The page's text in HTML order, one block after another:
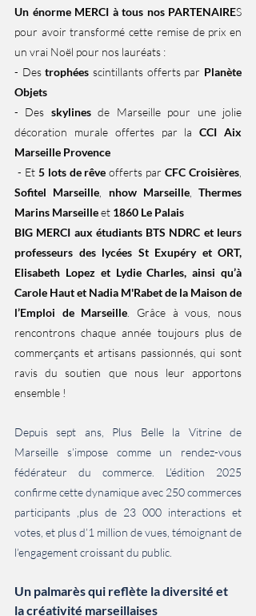
Un énorme MERCI à tous nos PARTENAIRES
pour avoir transformé cette remise de prix en
un vrai Noël pour nos lauréats :
- Des trophées scintillants offerts par Planète
Objets
- Des skylines de Marseille pour une jolie
décoration murale offertes par la CCI Aix
Marseille Provence
- Et 5 lots de rêve offerts par CFC Croisières
Sofitel Marseille
nhow Marseille, Thermes
Marins Marseille et 1860 Le Palais
BIG MERCI aux étudiants BTS NDRC et leurs
professeurs des lycées St Exupéry et ORT,
Elisabeth Lopez et Lydie Charles, ainsi qu’à
Carole Haut et Nadia M'Rabet de la Maison de
l’Emploi de Marseille . Grâce à vous, nous
rencontrons chaque année toujours plus de
commerçants et artisans passionnés, qui sont
ravis du soutien que nous leur apportons
ensemble !
Depuis sept ans, Plus Belle la Vitrine de
Marseille s’impose comme un rendez-vous
fédérateur du commerce. L’édition 2025
confirme cette dynamique avec 250 commerces
participants ,plus de 23 000 interactions et
votes, et plus d’1 million de vues, témoignant de
l’engagement croissant du public.
Un palmarès qui reflète la diversité et
la créativité marseillaises